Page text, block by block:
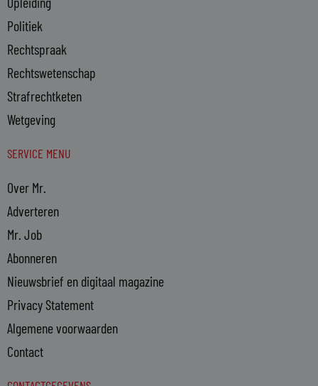
Politiek
Rechtspraak
Rechtswetenschap
Strafrechtketen
Wetgeving
SERVICE MENU
Over Mr.
Adverteren
Mr. Job
Abonneren
Nieuwsbrief en digitaal magazine
Privacy Statement
Algemene voorwaarden
Contact